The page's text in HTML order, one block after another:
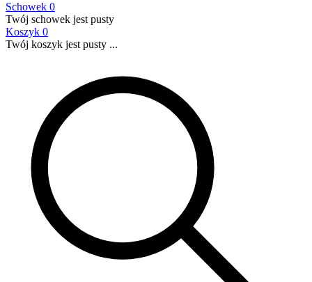
Schowek 0
Twój schowek jest pusty
Koszyk 0
Twój koszyk jest pusty ...